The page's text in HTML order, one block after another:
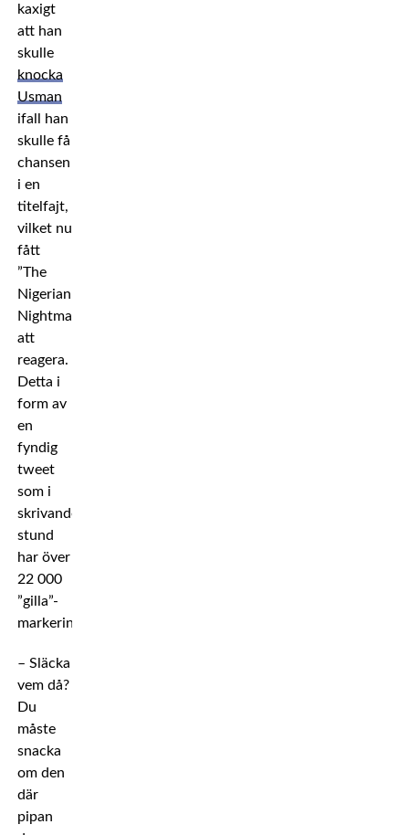
kaxigt
att han
skulle
knocka
Usman
ifall han
skulle få
chansen
i en
titelfajt,
vilket nu
fått
”The
Nigerian
Nightmare”
att
reagera.
Detta i
form av
en
fyndig
tweet
som i
skrivande
stund
har över
22 000
”gilla”-
markeringar.
– Släcka
vem då?
Du
måste
snacka
om den
där
pipan